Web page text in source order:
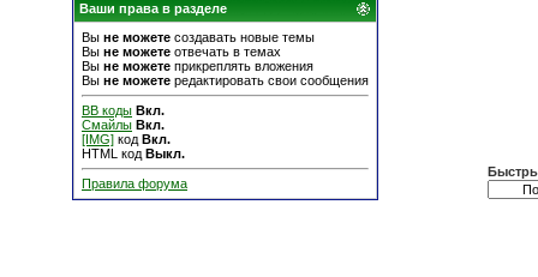
Ваши права в разделе
Вы не можете создавать новые темы
Вы не можете отвечать в темах
Вы не можете прикреплять вложения
Вы не можете редактировать свои сообщения
BB коды Вкл.
Смайлы Вкл.
[IMG] код Вкл.
HTML код Выкл.
Правила форума